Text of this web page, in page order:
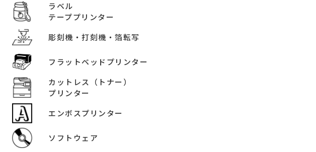
ラベル
テーププリンター
彫刻機・打刻機・箔転写
フラットベッドプリンター
カットレス（トナー）
プリンター
エンボスプリンター
ソフトウェア